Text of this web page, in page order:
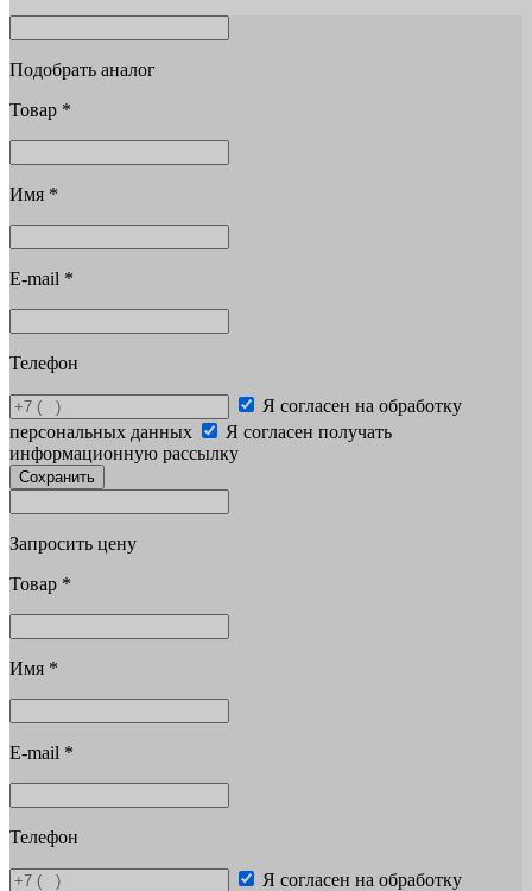
Подобрать аналог
Товар *
Имя *
E-mail *
Телефон
Я согласен на обработку
персональных данных
Я согласен получать
информационную рассылку
Сохранить
Запросить цену
Товар *
Имя *
E-mail *
Телефон
Я согласен на обработку